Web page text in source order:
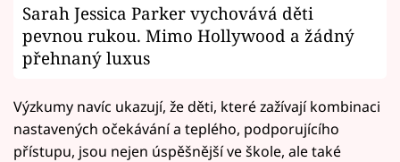
Sarah Jessica Parker vychovává děti
pevnou rukou. Mimo Hollywood a žádný
přehnaný luxus
Výzkumy navíc ukazují, že děti, které zažívají kombinaci
nastavených očekávání a teplého, podporujícího
přístupu, jsou nejen úspěšnější ve škole, ale také